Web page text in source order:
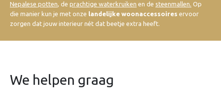
Nepalese potten, de prachtige waterkruiken en de steenmallen. Op
die manier kun je met onze landelijke woonaccessoires ervoor
zorgen dat jouw interieur nét dat beetje extra heeft.
We helpen graag